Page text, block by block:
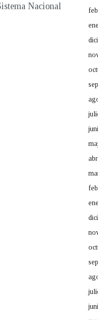
Nacional